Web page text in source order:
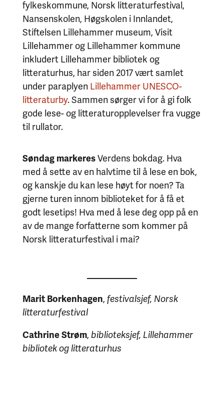
fylkeskommune, Norsk litteraturfestival,
Nansenskolen, Høgskolen i Innlandet,
Stiftelsen Lillehammer museum, Visit
Lillehammer og Lillehammer kommune
inkludert Lillehammer bibliotek og
litteraturhus, har siden 2017 vært samlet
under paraplyen Lillehammer UNESCO-
litteraturby. Sammen sørger vi for å gi folk
gode lese- og litteraturopplevelser fra vugge
til rullator.
Søndag markeresVerdens bokdag. Hva
med å sette av en halvtime til å lese en bok,
og kanskje du kan lese høyt for noen? Ta
gjerne turen innom biblioteket for å få et
godt lesetips! Hva med å lese deg opp på en
av de mange forfatterne som kommer på
Norsk litteraturfestival i mai?
Marit Borkenhagen, festivalsjef, Norsk
litteraturfestival
Cathrine Strøm, biblioteksjef, Lillehammer
bibliotek og litteraturhus